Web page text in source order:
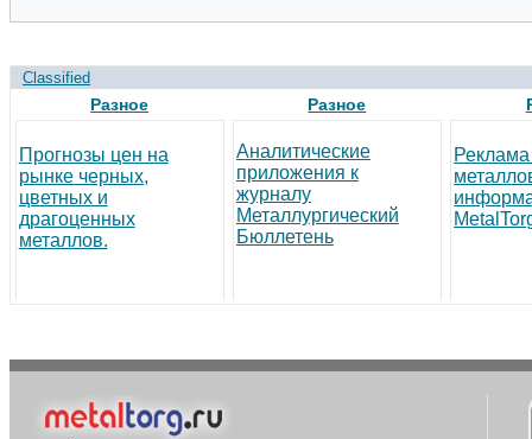
Classified
Разное
Прогнозы цен на
рынке черных,
цветных и
драгоценных
металлов.
Разное
Аналитические
приложения к
журналу
Металлургический
Бюллетень